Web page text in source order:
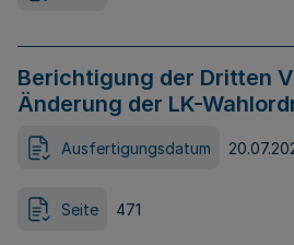
Berichtigung der Dritten
Änderung der LK-
Ausfertigungsdatum
Seite 471